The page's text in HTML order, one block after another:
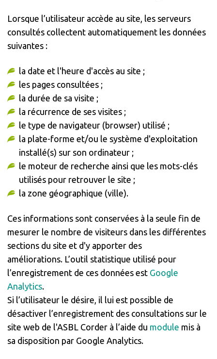
Lorsque l’utilisateur accède au site, les serveurs
consultés collectent automatiquement les données
suivantes :
la date et l'heure d'accès au site ;
les pages consultées ;
la durée de sa visite ;
la récurrence de ses visites ;
le type de navigateur (browser) utilisé ;
la plate-forme et/ou le système d'exploitation
installé(s) sur son ordinateur ;
le moteur de recherche ainsi que les mots-clés
utilisés pour retrouver le site ;
la zone géographique (ville).
Ces informations sont conservées à la seule fin de
mesurer le nombre de visiteurs dans les différentes
sections du site et d'y apporter des
améliorations. L’outil statistique utilisé pour
l’enregistrement de ces données est Google
Analytics.
Si l’utilisateur le désire, il lui est possible de
désactiver l’enregistrement des consultations sur le
site web de l'ASBL Corder à l’aide du module mis à
sa disposition par Google Analytics.